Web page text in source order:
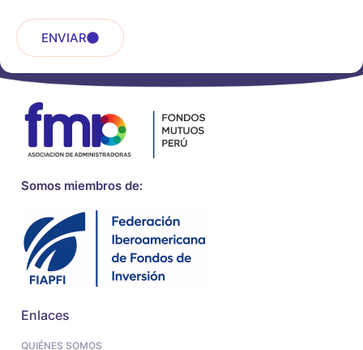
ENVIAR
Somos miembros de:
Enlaces
QUIÉNES SOMOS